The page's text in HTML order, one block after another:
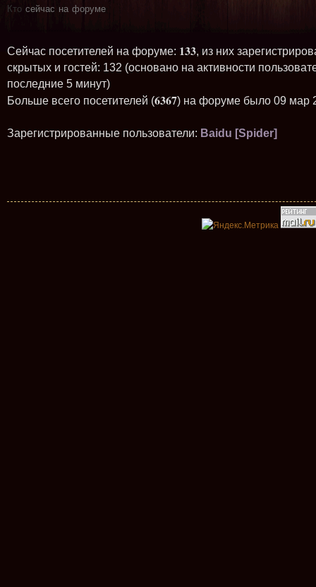
Кто сейчас на форуме
Сейчас посетителей на форуме: 133, из них
скрытых и гостей: 132 (основано на активности
последние 5 минут)
Больше всего посетителей (6367) на форуме было 09 мар
Зарегистрированные пользователи: Baidu [Spider]